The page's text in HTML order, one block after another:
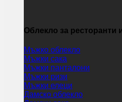
Облекло за ресторанти
Мъжко облекло
Мъжки сака
Мъжки панталони
Мъжки ризи
Мъжки елеци
Дамско облекло